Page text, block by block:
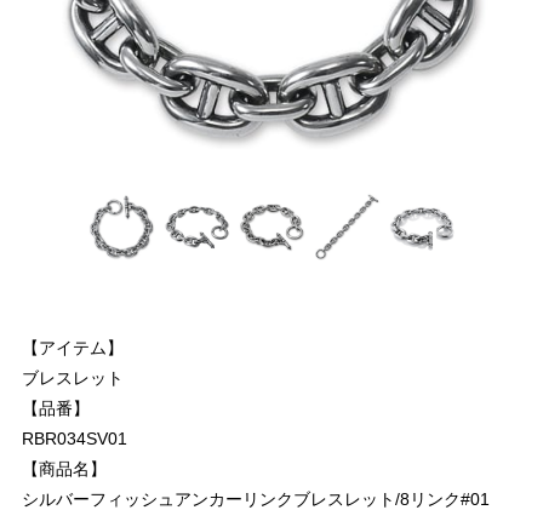
【アイテム】
ブレスレット
【品番】
RBR034SV01
【商品名】
シルバーフィッシュアンカーリンクブレスレット/8リンク#01